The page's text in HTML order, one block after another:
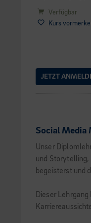
Verfügbar
Kurs
JETZT
Social Media
Unser
und Storytelling,
begeisterst und
Dieser